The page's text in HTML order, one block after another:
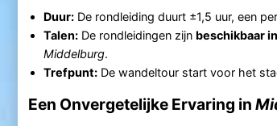
Duur:De rondleiding duurt ±1,5 uur, een
Talen:De rondleidingen zijn beschikbaar
Middelburg.
Trefpunt:De wandeltour start voor het
Een Onvergetelijke Ervaring in